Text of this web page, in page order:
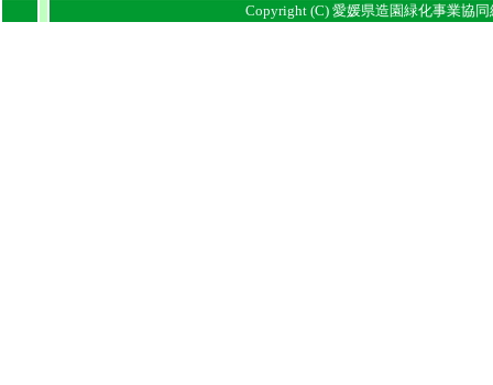
Copyright (C) 愛媛県造園緑化事業協同